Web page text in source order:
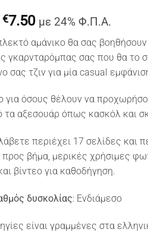
€7.50 με 24% Φ.Π.Α.
αμάνικο θα σας
γκαρνταρόμπας σας που θα το
σας τζιν για μία casual
για όσους θέλουν να
τα αξεσουάρ όπως κασκόλ και
περιέχει 17 σελίδες και
προς βήμα, μερικές χρήσιμες
βίντεο για καθοδήγηση.
δυσκολίας: Ενδιάμεσο
είναι γραμμένες στα